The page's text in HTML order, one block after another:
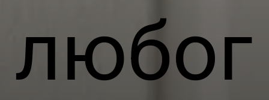
любог